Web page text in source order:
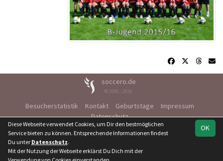
Team
Kreisoberliga St.
Spielplan
soccero.de
© 2006 - 2026
Besucherstatistik Kontakt Geburtstage
Impressum
Datenschutz
OK
Diese Webseite verwendet Cookies, um Dir den bestmöglichen
Service bieten zu können. Entsprechende Informationen findest
Du unter Datenschutz.
Mit der Nutzung der Webseite erklärst Du Dich mit der